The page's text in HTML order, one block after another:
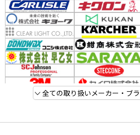
全ての取り扱いメーカー・ブ